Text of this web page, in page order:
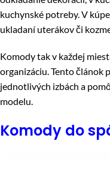
kuchynské potreby. V
ukladaní uterákov či
Komody tak v každej
organizáciu. Tento článok
jednotlivých izbách a
modelu.
Komody do